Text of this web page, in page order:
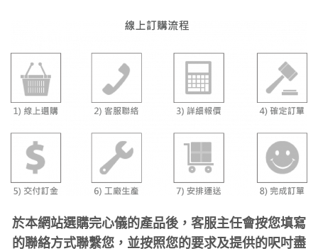
於本網站選購完心儀的產品後，客服主任會按您填寫
的聯絡方式聯繫您，並按照您的要求及提供的呎吋盡